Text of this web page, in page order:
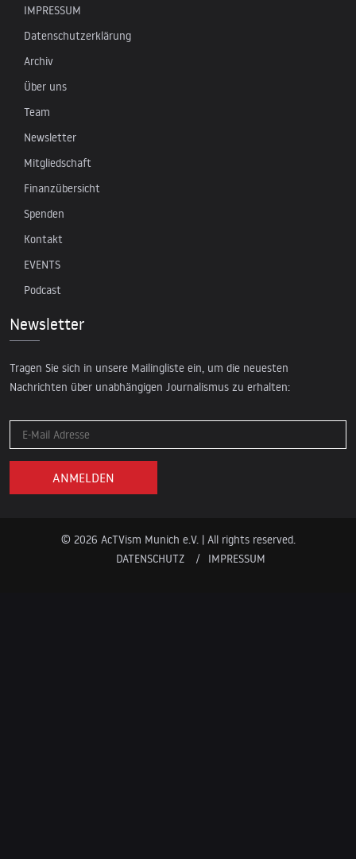
IMPRESSUM
Datenschutzerklärung
Archiv
Über uns
Team
Newsletter
Mitgliedschaft
Finanzübersicht
Spenden
Kontakt
EVENTS
Podcast
Newsletter
Tragen Sie sich in unsere Mailingliste ein, um die neuesten
Nachrichten über unabhängigen Journalismus zu erhalten:
© 2026 AcTVism Munich e.V. | All rights reserved.
DATENSCHUTZ
IMPRESSUM